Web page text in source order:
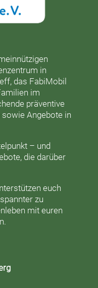
in
das FabiMobil
im
präventive
sowie Angebote in
– und
die darüber
euch
zu
mit euren